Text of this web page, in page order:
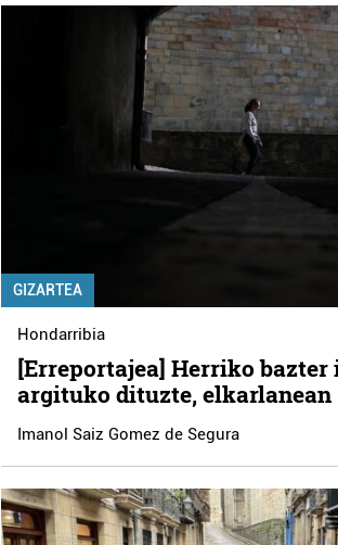
GIZARTEA
Hondarribia
[Erreportajea] Herriko
argituko dituzte, elkarlanean
Imanol Saiz Gomez de Segura